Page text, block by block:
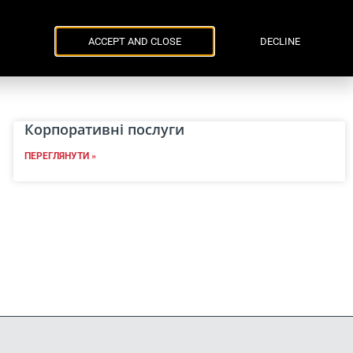
Контакти
Корпоративні послуги
ПЕРЕГЛЯНУТИ »
ACCEPT AND CLOSE DECLINE